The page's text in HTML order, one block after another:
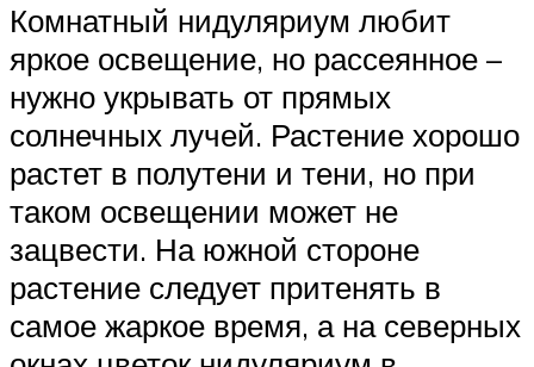
Комнатный нидуляриум любит
яркое освещение, но рассеянное –
нужно укрывать от прямых
солнечных лучей. Растение хорошо
растет в полутени и тени, но при
таком освещении может не
зацвести. На южной стороне
растение следует притенять в
самое жаркое время, а на северных